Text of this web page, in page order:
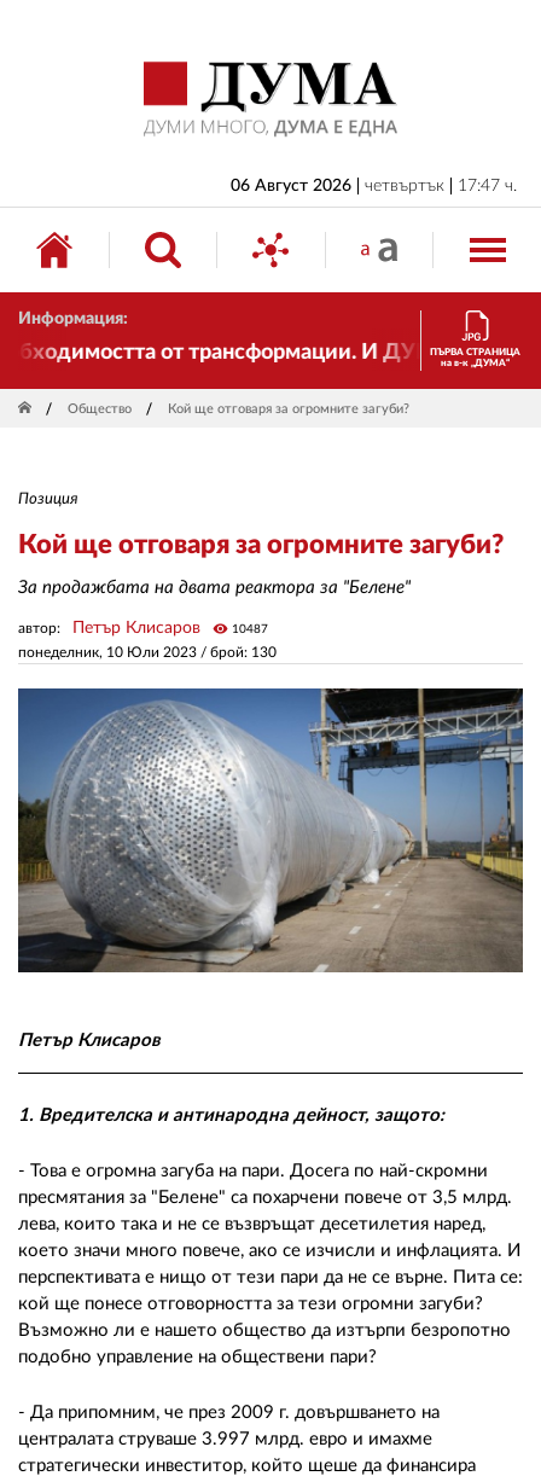
06 Август 2026 четвъртък 17:47 ч.
Информация:
от трансформации. И ДУМА се променя
ПЪРВА СТРАНИЦА
на в-к „ДУМА“
Общество Кой ще отговаря за огромните загуби?
Позиция
Кой ще отговаря за огромните загуби?
За продажбата на двата реактора за "Белене"
понеделник, 10 Юли 2023 / брой: 130
автор: Петър Клисаров visibility 10487
Петър Клисаров
1. Вредителска и антинародна дейност, защото:
- Това е огромна загуба на пари. Досега по най-скромни
пресмятания за "Белене" са похарчени повече от 3,5 млрд.
лева, които така и не се възвръщат десетилетия наред,
което значи много повече, ако се изчисли и инфлацията. И
перспективата е нищо от тези пари да не се върне. Пита се:
кой ще понесе отговорността за тези огромни загуби?
Възможно ли е нашето общество да изтърпи безропотно
подобно управление на обществени пари?
- Да припомним, че през 2009 г. довършването на
централата струваше 3.997 млрд. евро и имахме
стратегически инвеститор, който щеше да финансира
БЪЛГАРИЯ
ИКОНОМИКА
ИЗБОРИ
СВЯТ
АВТОРИ
РЕДАКЦИЯ
КОНТАКТИ
РЕКЛАМА
АБОНАМЕНТ
УСЛОВИЯ ЗА ПОЛЗВАНЕ
ПОЛИТИКА ЗА БИСКВИТКИТЕ